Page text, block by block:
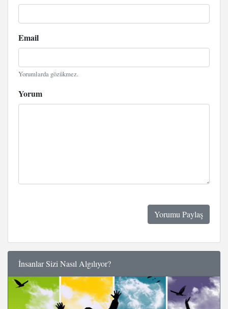
Email
Yorumlarda gözükmez.
Yorum
İnsanlar Sizi Nasıl Algılıyor?